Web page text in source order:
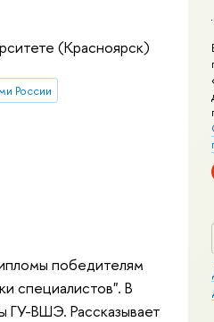
(Красноярск)
России
победителям
специалистов". В
ГУ-ВШЭ. Рассказывает